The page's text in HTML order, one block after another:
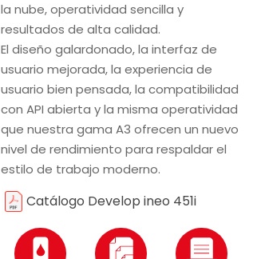
la nube, operatividad sencilla y
resultados de alta calidad.
El diseño galardonado, la interfaz de
usuario mejorada, la experiencia de
usuario bien pensada, la compatibilidad
con API abierta y la misma operatividad
que nuestra gama A3 ofrecen un nuevo
nivel de rendimiento para respaldar el
estilo de trabajo moderno.
Catálogo Develop ineo 451i